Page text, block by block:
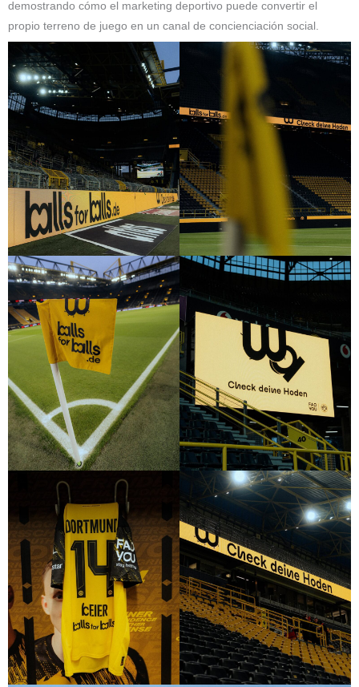
demostrando cómo el marketing deportivo puede convertir el
propio terreno de juego en un canal de concienciación social.